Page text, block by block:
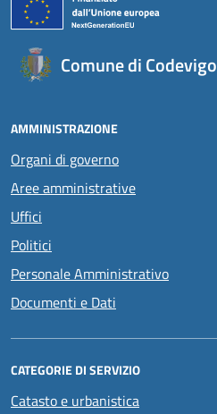
Comune di Codevigo
AMMINISTRAZIONE
Organi di governo
Aree amministrative
Uffici
Politici
Personale Amministrativo
Documenti e Dati
CATEGORIE DI SERVIZIO
Catasto e urbanistica